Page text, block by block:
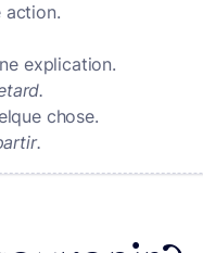
action.
explication.
chose.